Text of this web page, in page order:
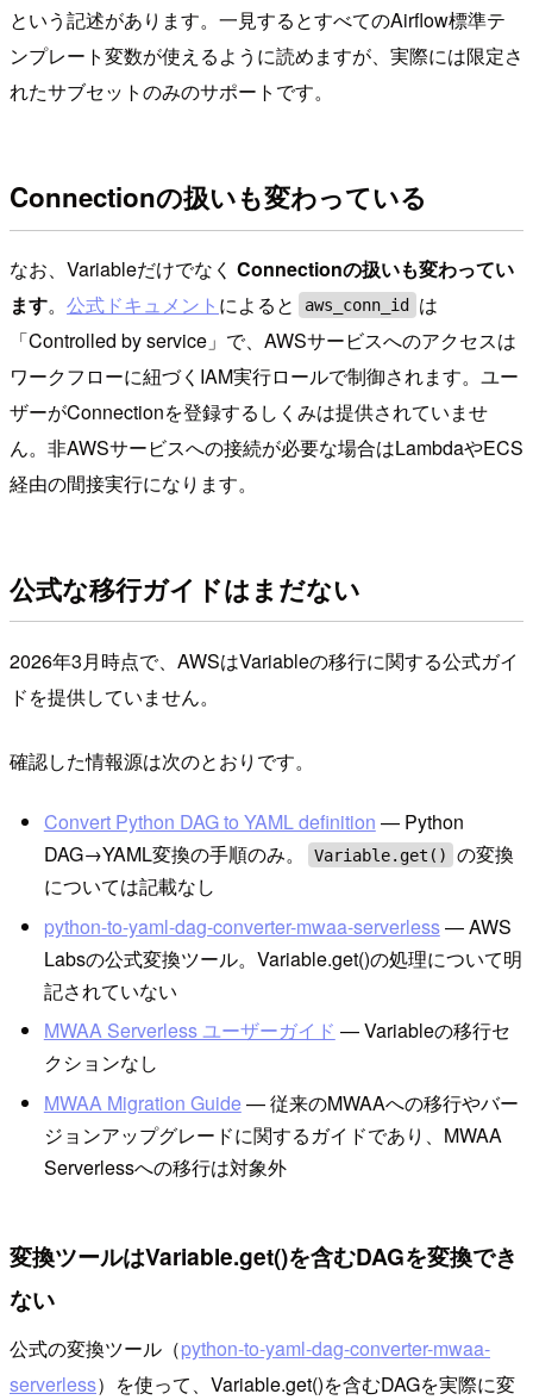
という記述があります。一見するとすべてのAirflow標準テ
ンプレート変数が使えるように読めますが、実際には限定さ
れたサブセットのみのサポートです。
Connectionの扱いも変わっている
なお、Variableだけでなく Connectionの扱いも変わってい
ます。 公式ドキュメント によると aws_conn_id
は
「Controlled by service」で、AWSサービスへのアクセスは
ワークフローに紐づくIAM実行ロールで制御されます。ユー
ザーがConnectionを登録するしくみは提供されていませ
ん。非AWSサービスへの接続が必要な場合はLambdaやECS
経由の間接実行になります。
公式な移行ガイドはまだない
2026年3月時点で、AWSはVariableの移行に関する公式ガイ
ドを提供していません。
確認した情報源は次のとおりです。
Convert Python DAG to YAML definition — Python
DAG→YAML変換の手順のみ。
Variable.get()
の変換
については記載なし
python-to-yaml-dag-converter-mwaa-serverless— AWS
Labsの公式変換ツール。Variable.get()の処理について明
記されていない
MWAA Serverless ユーザーガイド — Variableの移行セ
クションなし
MWAA Migration Guide— 従来のMWAAへの移行やバー
ジョンアップグレードに関するガイドであり、MWAA
Serverlessへの移行は対象外
変換ツールはVariable.get()を含むDAGを変換でき
ない
公式の変換ツール（python-to-yaml-dag-converter-mwaa-
serverless）を使って、Variable.get()を含むDAGを実際に変